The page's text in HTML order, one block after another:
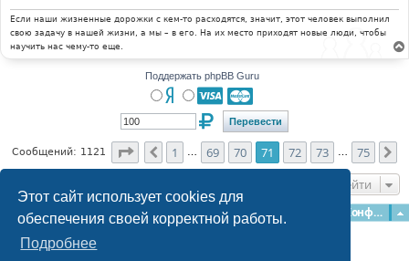
Этот сайт использует cookies для
обеспечения своей корректной работы.
Подробнее
Если наши жизненные дорожки с кем-то расходятся, значит, этот человек выполнил
свою задачу в нашей жизни, а мы – в его. На их место приходят новые люди, чтобы
научить нас чему-то еще.
Поддержать phpBB Guru
Сообщений: 1121 Страница71 из 75
Пред.
1 … 69 70 71 72 73 … 75
Перейти
Главная Форумы Конфиденциальность
Наша команда